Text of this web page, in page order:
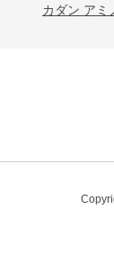
カダン アミ